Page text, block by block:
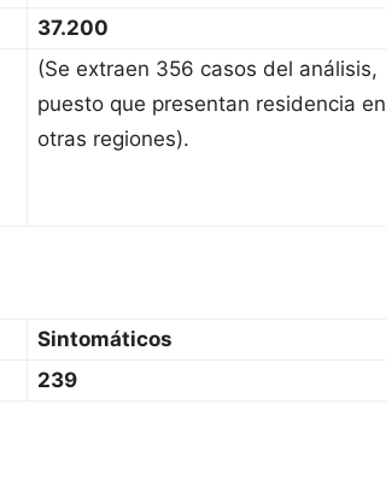
37.200
(Se extraen 356 casos del análisis,
puesto que presentan residencia en
otras regiones).
Sintomáticos
239